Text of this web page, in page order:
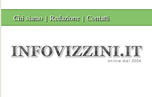
Chi siamo | Redazione | Contatti